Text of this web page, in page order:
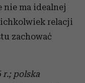
nie ma idealnej
relacji
zachować
r.; polska